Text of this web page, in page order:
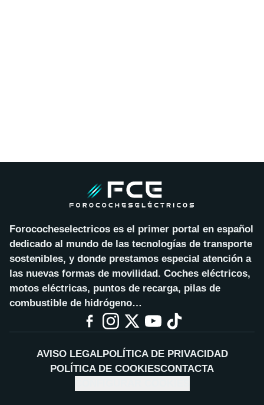
Forococheselectricos es el primer portal en español
dedicado al mundo de las tecnologías de transporte
sostenibles, y donde prestamos especial atención a
las nuevas formas de movilidad. Coches eléctricos,
motos eléctricas, puntos de recarga, pilas de
combustible de hidrógeno…
AVISO LEGALPOLÍTICA DE PRIVACIDAD
POLÍTICA DE COOKIESCONTACTA